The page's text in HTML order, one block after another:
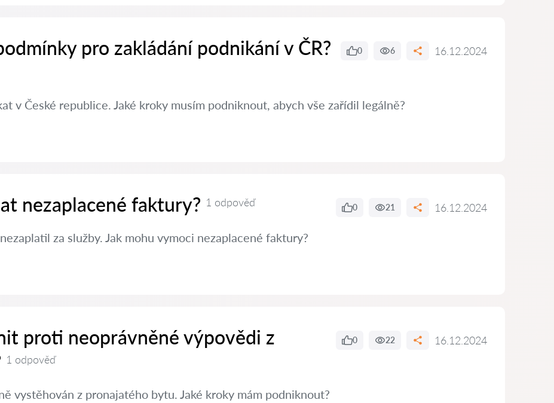
pro zakládání podnikání v ČR? 0 6 16.12.2024
v České republice. Jaké kroky musím podniknout, abych vše zařídil legálně?
nezaplacené faktury? 1 odpověď 0 21 16.12.2024
za služby. Jak mohu vymoci nezaplacené faktury?
proti neoprávněné výpovědi z
1 odpověď
0 22 16.12.2024
vystěhován z pronajatého bytu. Jaké kroky mám podniknout?